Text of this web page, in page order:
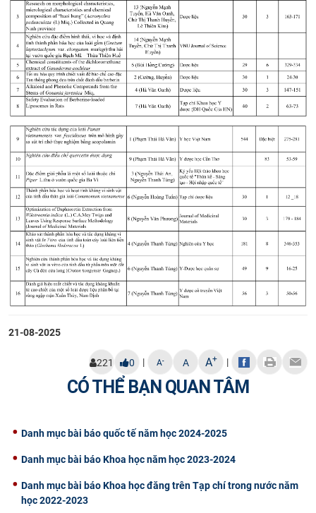
CỰU NGƯỜI HỌC
21-08-2025
221 0 | A- A A+ |
CÓ THỂ BẠN QUAN TÂM
Danh mục bài báo quốc tế năm học 2024-2025
Danh mục bài báo Khoa học năm học 2023-2024
Danh mục bài báo Khoa học đăng trên Tạp chí trong nước năm
học 2022-2023